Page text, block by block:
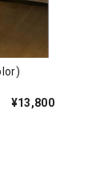
¥13,800